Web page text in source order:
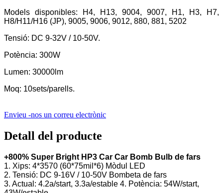
Models disponibles: H4, H13, 9004, 9007, H1, H3, H7,
H8/H11/H16 (JP), 9005, 9006, 9012, 880, 881, 5202
Tensió: DC 9-32V / 10-50V.
Potència: 300W
Lumen: 30000lm
Moq: 10sets/parells.
Envieu -nos un correu electrònic
Detall del producte
+800% Super Bright HP3 Car Car Bomb Bulb de fars
1. Xips: 4*3570 (60*75mil*6) Mòdul LED
2. Tensió: DC 9-16V / 10-50V Bombeta de fars
3. Actual: 4.2a/start, 3.3a/estable 4. Potència: 54W/start,